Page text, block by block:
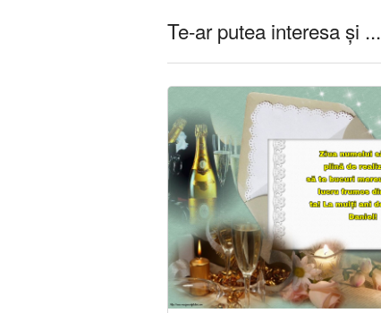
Te-ar putea interesa și ...